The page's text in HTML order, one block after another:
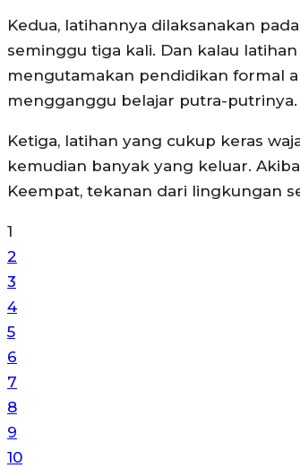
Kedua, latihannya dilaksanakan
seminggu tiga kali. Dan kalau
mengutamakan pendidikan formal
mengganggu belajar putra-putrinya.
Ketiga, latihan yang cukup keras
kemudian banyak yang keluar.
Keempat, tekanan dari lingkungan
1
2
3
4
5
6
7
8
9
10